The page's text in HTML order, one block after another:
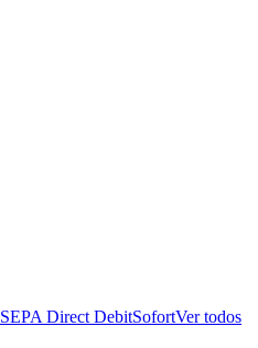
SEPA Direct DebitSofortVer todos